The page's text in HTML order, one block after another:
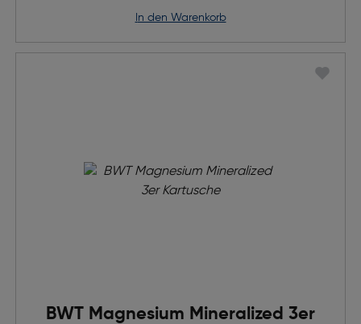
in den Warenkorb
BWT Magnesium Mineralized 3er